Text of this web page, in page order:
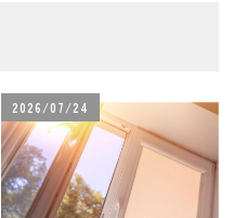
2026/07/24